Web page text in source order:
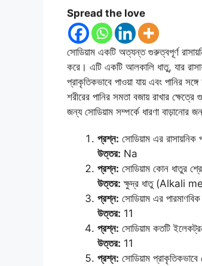
Spread the love
সোডিয়াম একটি অত্যন্ত গুরুত্বপূর্ণ
করে। এটি একটি আলকালি ধাতু, যার
প্রাকৃতিকভাবে পাওয়া যায় এবং পানির
শরীরের পানির সমতা বজায় রাখার
জন্য সোডিয়াম সম্পর্কে ধারণা বাড়ানোর
প্রশ্ন: সোডিয়াম এর রাসায়নিক
উত্তর: Na
প্রশ্ন: সোডিয়াম কোন ধাতুর
উত্তর: ক্ষুদ্র ধাতু (Alkali
প্রশ্ন: সোডিয়াম এর
উত্তর: 11
প্রশ্ন: সোডিয়াম কতটি
উত্তর: 11
প্রশ্ন: সোডিয়াম প্রাকৃতিকভাবে